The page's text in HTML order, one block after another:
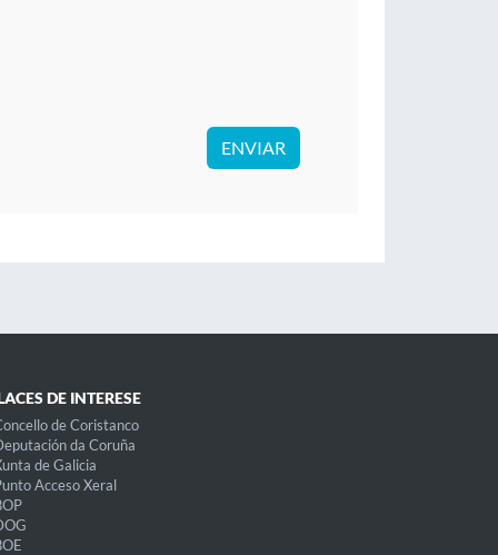
ENVIAR
DE INTERESE
de Coristanco
da Coruña
de Galicia
Acceso Xeral